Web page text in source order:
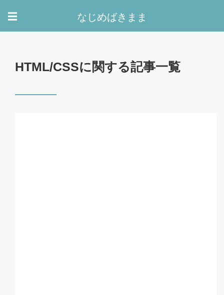
☰ なじめばきまま
HTML/CSSに関する記事一覧